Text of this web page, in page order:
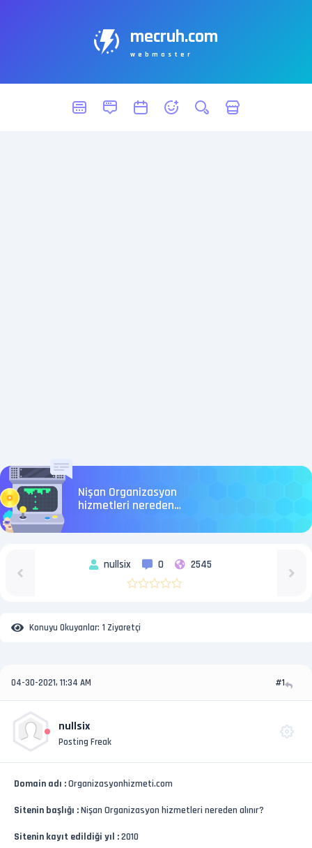
mecruh.com
webmaster
Nişan Organizasyon
hizmetleri nereden
nullsix 0 2545
Konuyu Okuyanlar: 1 Ziyaretçi
04-30-2021, 11:34 AM #1
nullsix
Posting Freak
Domain adı :Organizasyonhizmeti.com
Sitenin başlığı :Nişan Organizasyon hizmetleri nereden alınır?
Sitenin kayıt edildiği yıl :2010